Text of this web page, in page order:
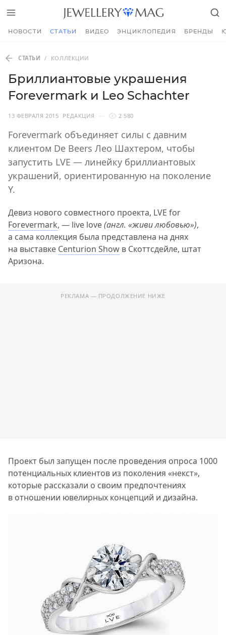
НОВОСТИ СТАТЬИ ВИДЕО ЭНЦИКЛОПЕДИЯ БРЕНДЫ
СТАТЬИ / КОЛЛЕКЦИИ
Бриллиантовые украшения
Forevermark и Leo Schachter
13 ФЕВРАЛЯ 2015 РЕДАКЦИЯ 2 580
Forevermark объединяет силы с давним
клиентом De Beers Лео Шахтером, чтобы
запустить LVE — линейку бриллиантовых
украшений, ориентированную на поколение
Y.
Девиз нового совместного проекта, LVE for
Forevermark, — live love(англ. «живи любовью»),
а сама коллекция была представлена на днях
на выставке Centurion Show в Скоттсдейле, штат
Аризона.
РЕКЛАМА — ПРОДОЛЖЕНИЕ НИЖЕ
Проект был запущен после проведения опроса 1000
потенциальных клиентов из поколения «некст»,
которые рассказали о своим предпочтениях
в отношении ювелирных концепций и дизайна.